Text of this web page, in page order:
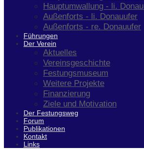
Hauptumwallung - li.
Außenforts - li. Donauufer
Außenforts - re. Donauufer
Führungen
Der Verein
Aktuelles
Vereinsgeschichte
Festungsmuseum
Weitere Projekte
Finanzierung
Ziele und Motivation
Der Festungsweg
Forum
Publikationen
Kontakt
Links